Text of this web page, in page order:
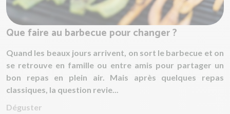
Que faire au barbecue pour changer ?
Quand les beaux jours arrivent, on sort le barbecue et on
se retrouve en famille ou entre amis pour partager un
bon repas en plein air. Mais après quelques repas
classiques, la question revie...
Déguster